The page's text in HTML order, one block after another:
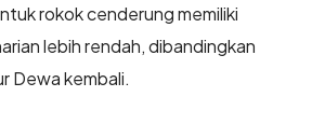
rokok cenderung memiliki
lebih rendah, dibandingkan
Dewa kembali.